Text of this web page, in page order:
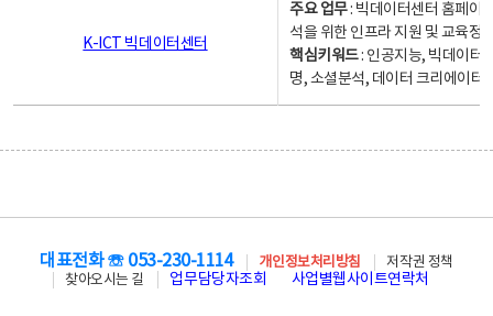
K-ICT 빅데이터센터
주요 업무: 빅데이터센터 홈페이
석을 위한 인프라 지원 및 교육정
핵심키워드: 인공지능, 빅데이터,
명, 소셜분석, 데이터 크리에이터
대표전화 ☏ 053-230-1114 개인정보처리방침
저작권 정책
찾아오시는 길
업무담당자조회 사업별웹사이트연락처